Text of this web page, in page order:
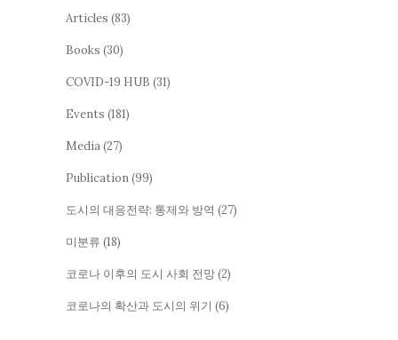
Articles (83)
Books (30)
COVID-19 HUB (31)
Events (181)
Media(27)
Publication(99)
도시의 대응전략: 통제와 방역 (27)
미분류 (18)
코로나 이후의 도시 사회 전망(2)
코로나의 확산과 도시의 위기 (6)